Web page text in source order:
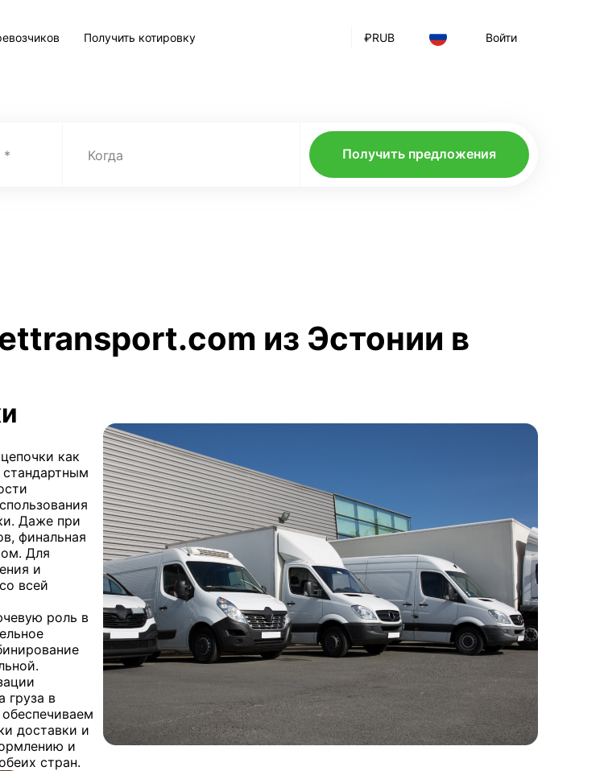
₽RUB Войти
Получить котировку
Когда Получить предложения
из Эстонии в
как
Даже при
финальная
Для
и
всей
роль в
груза в
доставки и
и
стран.